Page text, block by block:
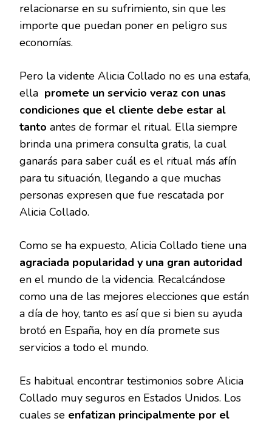
relacionarse en su sufrimiento, sin que les
importe que puedan poner en peligro sus
economías.
Pero la vidente Alicia Collado no es una estafa,
ella promete un servicio veraz con unas
condiciones que el cliente debe estar al
tanto antes de formar el ritual. Ella siempre
brinda una primera consulta gratis, la cual
ganarás para saber cuál es el ritual más afín
para tu situación, llegando a que muchas
personas expresen que fue rescatada por
Alicia Collado.
Como se ha expuesto, Alicia Collado tiene una
agraciada popularidad y una gran autoridad
en el mundo de la videncia. Recalcándose
como una de las mejores elecciones que están
a día de hoy, tanto es así que si bien su ayuda
brotó en España, hoy en día promete sus
servicios a todo el mundo.
Es habitual encontrar testimonios sobre Alicia
Collado muy seguros en Estados Unidos. Los
cuales se enfatizan principalmente por el